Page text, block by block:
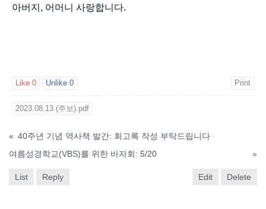
아버지, 어머니 사랑합니다.
Like 0 Unlike 0 Print
2023.08.13 (주보).pdf
« 40주년 기념 역사책 발간: 회고록 작성 부탁드립니다
여름성경학교(VBS)를 위한 바자회: 5/20
»
List Reply Edit Delete